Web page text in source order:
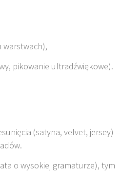
warstwach),
pikowanie ultradźwiękowe).
(satyna, velvet, jersey) –
o wysokiej gramaturze), tym